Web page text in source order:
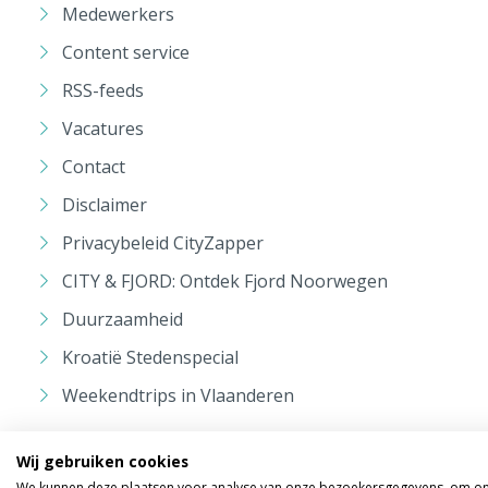
Medewerkers
Content service
RSS-feeds
Vacatures
Contact
Disclaimer
Privacybeleid CityZapper
CITY & FJORD: Ontdek Fjord Noorwegen
Duurzaamheid
Kroatië Stedenspecial
Weekendtrips in Vlaanderen
Wij gebruiken cookies